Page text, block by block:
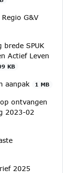
G&V
brede SPUK
Actief Leven
KB
aanpak 1 MB
ontvangen
2023-02
2025